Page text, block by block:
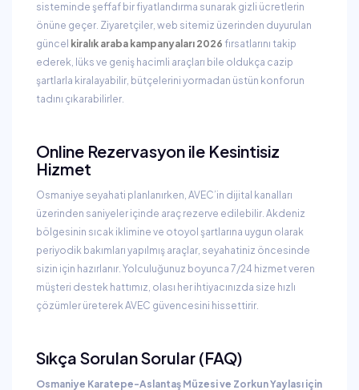
sisteminde şeffaf bir fiyatlandırma sunarak gizli ücretlerin
önüne geçer. Ziyaretçiler, web sitemiz üzerinden duyurulan
güncel kiralık araba kampanyaları 2026 fırsatlarını takip
ederek, lüks ve geniş hacimli araçları bile oldukça cazip
şartlarla kiralayabilir, bütçelerini yormadan üstün konforun
tadını çıkarabilirler.
Online Rezervasyon ile Kesintisiz
Hizmet
Osmaniye seyahati planlanırken, AVEC’in dijital kanalları
üzerinden saniyeler içinde araç rezerve edilebilir. Akdeniz
bölgesinin sıcak iklimine ve otoyol şartlarına uygun olarak
periyodik bakımları yapılmış araçlar, seyahatiniz öncesinde
sizin için hazırlanır. Yolculuğunuz boyunca 7/24 hizmet veren
müşteri destek hattımız, olası her ihtiyacınızda size hızlı
çözümler üreterek AVEC güvencesini hissettirir.
Sıkça Sorulan Sorular (FAQ)
Osmaniye Karatepe-Aslantaş Müzesi ve Zorkun Yaylası için